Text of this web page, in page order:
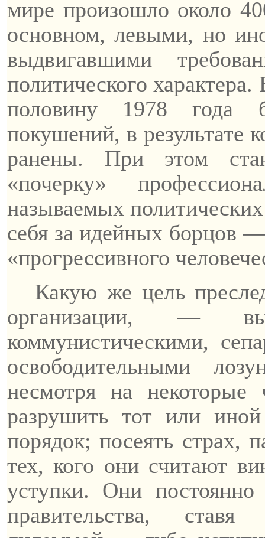
мире произошло около
основном, левыми, но
выдвигавшими
политического
половину 1978 года
покушений, в результате
ранены. При этом
«почерку»
называемых
себя за идейных борцов
«прогрессивного
Какую же цель
организации, —
коммунистическими,
освободительными
несмотря на некоторые
разрушить тот или иной
порядок; посеять страх,
тех, кого они считают
уступки. Они постоянно
правительства,